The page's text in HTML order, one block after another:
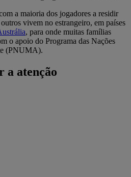
a maioria dos jogadores a residir
vivem no estrangeiro, em países
, para onde muitas famílias
o apoio do Programa das Nações
(PNUMA).
a atenção